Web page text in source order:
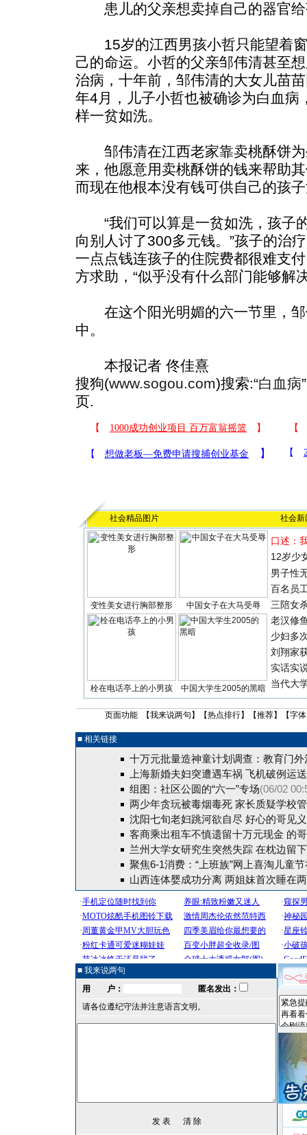
患儿的父亲想卖掉自己的器官给
15岁的江西男孩小哲只能望着窗
己的命运。小哲的父亲邹伟清甚至
治病，十年前，邹伟清的大女儿苗
年4月，儿子小哲也被确诊为白血病
样一贫如洗。
邹伟清在江西老家靠卖桃酥饼为
来，他愿意用卖桃酥饼的钱来帮助
而现在他根本没有钱可供自己的孩
“我们可以算是一贫如洗，孩子
向别人讨了300多元钱。”孩子的治
一点点钱连孩子的住院费都很难支
方求助，“似乎没有什么部门能够解
在这个阳光明媚的六一节里，邹
中。
本报记者 佟佳熹
搜狗(www.sogou.com)搜索:“白血病
页.
社会精品图片 社会新
变性美女进行胸部整形 中国女子在大马受辱
栓在电话亭上的小男孩 中国大学生2005的黑暗
口述：
12岁少
男子性
百名员
三陪女
老汉修
少妇多
刘翔家
实话实
当代大
页面功能 【我来说两句 】【热点排行】【推荐】【字
■ 相关链接
十万元批量造神童计划调查：教育门外
上海新婚夫妇突遭遇车祸 飞机破例运
组图：社区公圆的“六一”专场(06/02
两少年贪玩被毒烟毒死 家长质疑学校
沈阳七旬老妇跳河欲自尽 好心的哥见
客商乘出租车不慎遗留十万元现金 的
兰州大学女研究生突然失踪 在枕边留
聚焦6-1消费：“上班族”网上喜淘儿童
山西连体婴成功分离 两姐妹首次睡在
■ 我来说两句
用 户：
匿名发出：
请各位遵纪守法并注意语言文明。